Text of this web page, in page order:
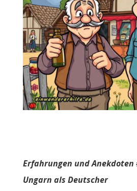
Erfahrungen und Anekdoten
Ungarn als Deutscher